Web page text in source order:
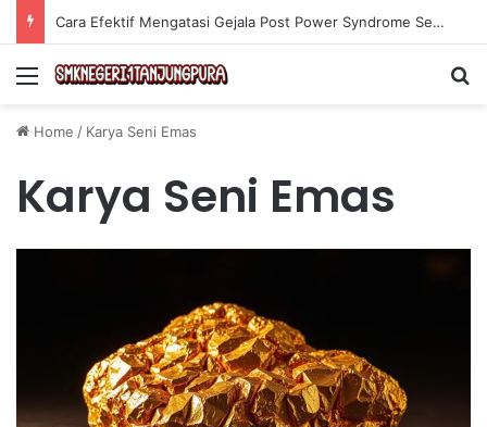
Cara Efektif Mengatasi Gejala Post Power Syndrome Setelah Pensiun Kerja
Menu
Home / Karya Seni Emas
Karya Seni Emas